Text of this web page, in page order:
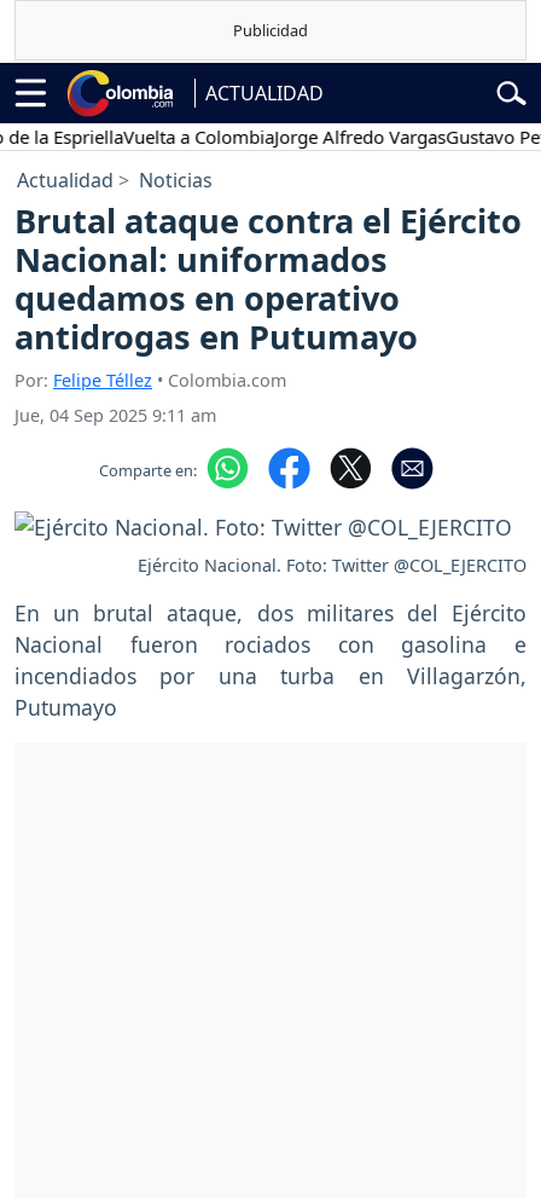
ACTUALIDAD
Vuelta a ColombiaJorge Alfredo VargasGustavo Petro
Actualidad Noticias
Brutal ataque contra el Ejército
Nacional: uniformados
quedamos en operativo
antidrogas en Putumayo
Por: Felipe Téllez • Colombia.com
Jue, 04 Sep 2025 9:11 am
Comparte en:
Ejército Nacional. Foto: Twitter @COL_EJERCITO
En un brutal ataque, dos militares del Ejército
Nacional fueron rociados con gasolina e
incendiados por una turba en Villagarzón,
Putumayo